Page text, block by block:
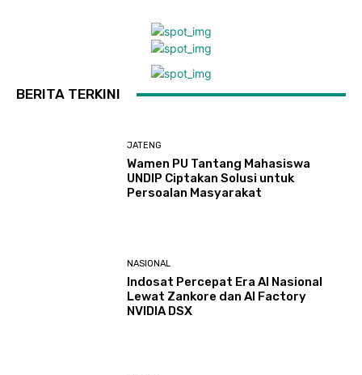
BERITA TERKINI
JATENG
Wamen PU Tantang Mahasiswa
UNDIP Ciptakan Solusi untuk
Persoalan Masyarakat
NASIONAL
Indosat Percepat Era AI Nasional
Lewat Zankore dan AI Factory
NVIDIA DSX